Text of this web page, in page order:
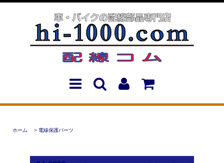
ホーム > 電線保護パーツ